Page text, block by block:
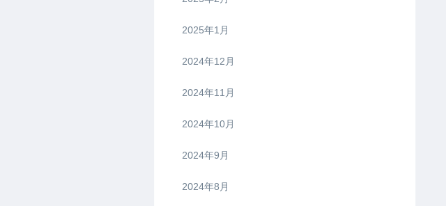
2025年1月
2024年12月
2024年11月
2024年10月
2024年9月
2024年8月